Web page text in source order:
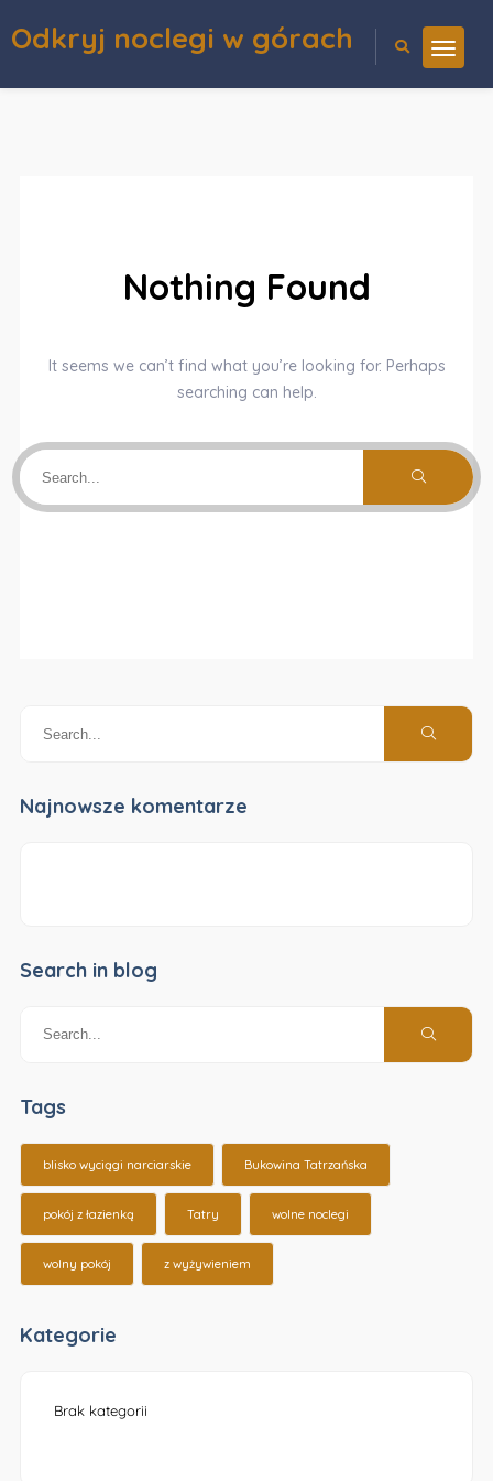
Odkryj noclegi w górach
Nothing Found
It seems we can’t find what you’re looking for. Perhaps
searching can help.
Najnowsze komentarze
Search in blog
Tags
blisko wyciągi narciarskie Bukowina Tatrzańska
pokój z łazienką Tatry wolne noclegi
wolny pokój z wyżywieniem
Kategorie
Brak kategorii